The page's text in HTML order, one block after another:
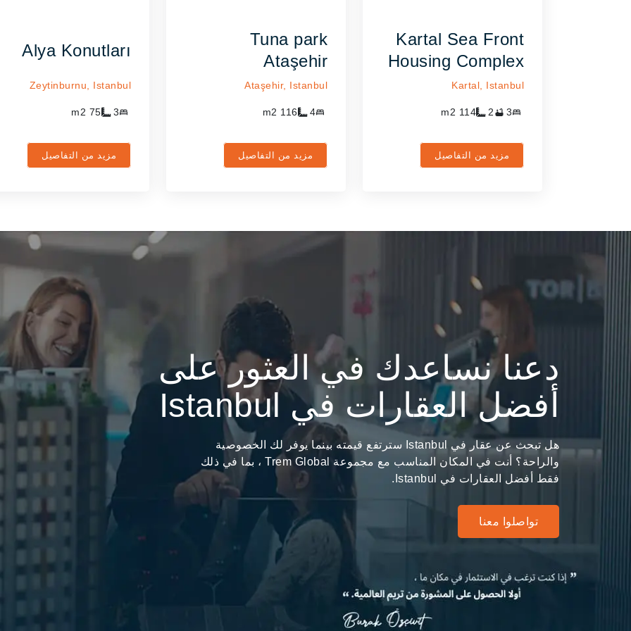
Kartal Sea Front
Housing Complex
Kartal, Istanbul
3
2
114
مزيد من التفاصيل
Tuna park
Ataşehir
Ataşehir, Istanbul
4
116
مزيد من التفاصيل
Alya Konutları
Zeytinburnu, Istanbul
3
75
مزيد من التفاصيل
دعنا نساعدك في العثور على
أفضل العقارات في Istanbul
هل تبحث عن عقار في Istanbul سترتفع قيمته بينما يوفر لك الخصوصية
والراحة؟ أنت في المكان المناسب مع مجموعة Trem Global ، بما في ذلك
فقط أفضل العقارات في Istanbul.
تواصلوا معنا